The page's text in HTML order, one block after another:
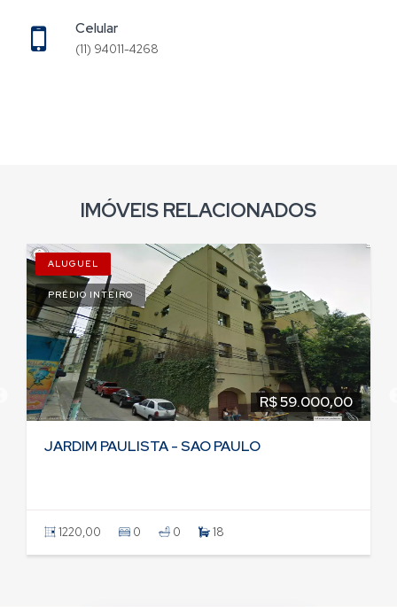
Celular
(11) 94011-4268
IMÓVEIS RELACIONADOS
ALUGUEL
PRÉDIO INTEIRO
R$ 39.000,00
PERDIZES - SAO PAULO
800,00 7